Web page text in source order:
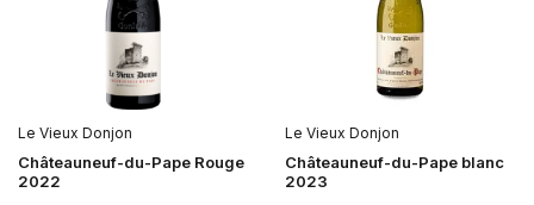
Le Vieux Donjon
Châteauneuf-du-Pape Rouge
2022
Le Vieux Donjon
Châteauneuf-du-Pape blanc
2023